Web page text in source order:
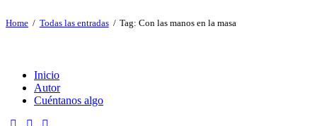
Home Todas las entradas Tag: Con las manos en la masa
Inicio
Autor
Cuéntanos algo